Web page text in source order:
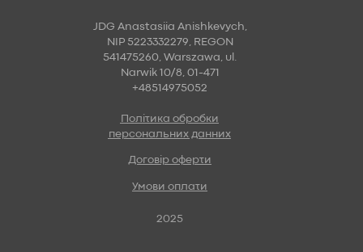
JDG Anastasiia Anishkevych,
NIP 5223332279, REGON
541475260, Warszawa, ul.
Narwik 10/8, 01-471
+48514975052
2025
Договір оферти
Політика обробки
персональних данних
Умови оплати